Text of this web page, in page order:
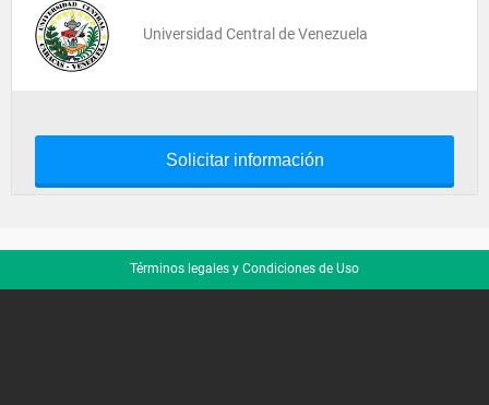
Universidad Central de Venezuela
Solicitar información
Términos legales y Condiciones de Uso